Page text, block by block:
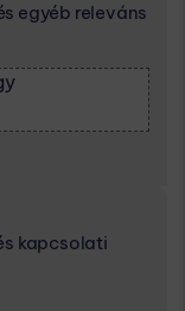
egyéb releváns
kapcsolati